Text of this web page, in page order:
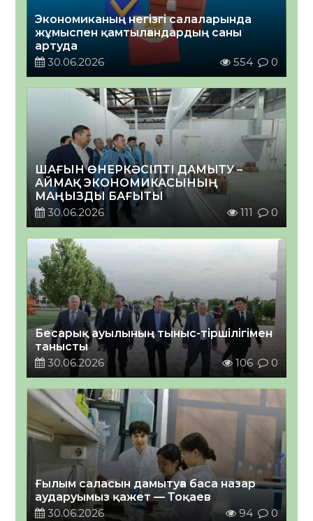
Экономиканың негізгі салаларында
жұмыспен қамтылғандардың саны
артуда
30.06.2026
554 0
ШАҒЫН ӨНЕРКӘСІПТІ ДАМЫТУ –
АЙМАҚ ЭКОНОМИКАСЫНЫҢ
МАҢЫЗДЫ БАҒЫТЫ
30.06.2026
111 0
Бесарық ауылының тыныс-тіршілігімен
танысты
30.06.2026
106 0
Ғылым саласын дамытуға баса назар
аударуымыз қажет — Тоқаев
30.06.2026
94 0